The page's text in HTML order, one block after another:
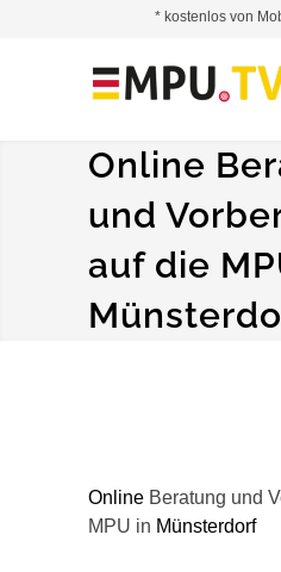
Online
und
auf die
Online Beratung und
MPU in Münsterdorf
* kostenlos von